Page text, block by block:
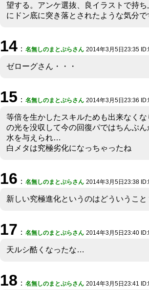
望する。アンケ選抜、良イラストで持
にドン底に突き落とされたような気分で
14 ： 名無しのまとぷらさん 2014年3月5日23:35
ゼローグさん・・・
15 ： 名無しのまとぷらさん 2014年3月5日23:36
等倍を生かしたスキルためも出来なく
の光を没収して今の回復パではちんぷ
水を与えられ…
白メタは究極劣化になっちゃったね
16 ： 名無しのまとぷらさん 2014年3月5日23:38
新しい究極進化というのはどういうこと
17 ： 名無しのまとぷらさん 2014年3月5日23:40
天ルシ酷くなったな…
18 ： 名無しのまとぷらさん 2014年3月5日23:41